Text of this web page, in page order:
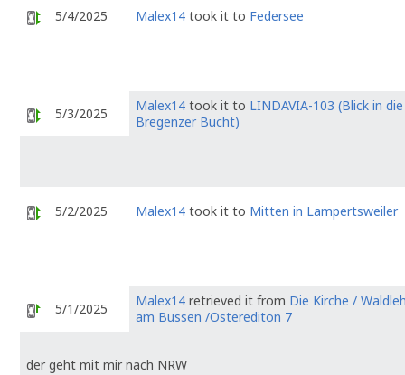
5/4/2025 Malex14 took it to Federsee
5/3/2025 Malex14 took it to LINDAVIA-103 (Blick in die
Bregenzer Bucht)
5/2/2025 Malex14 took it to Mitten in Lampertsweiler
5/1/2025 Malex14 retrieved it from Die Kirche /
am Bussen /Osterediton 7
der geht mit mir nach NRW